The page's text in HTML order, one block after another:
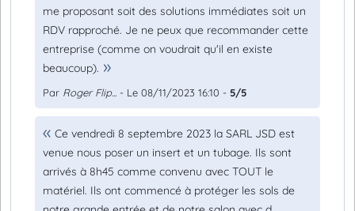
me proposant soit des solutions immédiates soit un
RDV rapproché. Je ne peux que recommander cette
entreprise (comme on voudrait qu'il en existe
beaucoup).
Par Roger Flip... - Le 08/11/2023 16:10 - 5/5
Ce vendredi 8 septembre 2023 la SARL JSD est
venue nous poser un insert et un tubage. Ils sont
arrivés à 8h45 comme convenu avec TOUT le
matériel. Ils ont commencé à protéger les sols de